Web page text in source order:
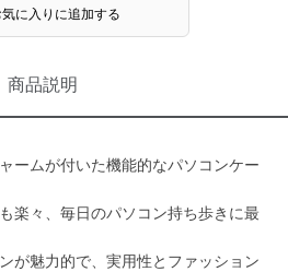
気に入りに追加する
商品説明
ームが付いた機能的なパソコンケー
楽々、毎日のパソコン持ち歩きに最
が魅力的で、実用性とファッション